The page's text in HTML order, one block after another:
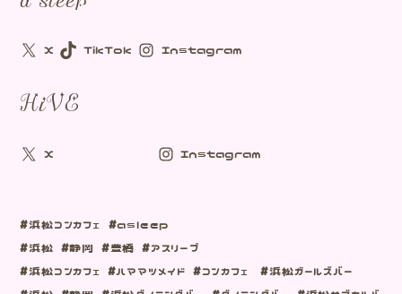
X TikTok Instagram
HiVE
X Instagram
#浜松コンカフェ #asleep
#浜松 #静岡 #豊橋 #アスリープ
#浜松コンカフェ #ハママツメイド #コンカフェ #浜松ガールズバー